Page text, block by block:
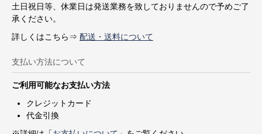
土日祝日等、休業日は発送業務を致しておりませんので予めご了
承ください。
詳しくはこちら⇒ 配送・送料について
支払い方法について
ご利用可能なお支払い方法
クレジットカード
代金引換